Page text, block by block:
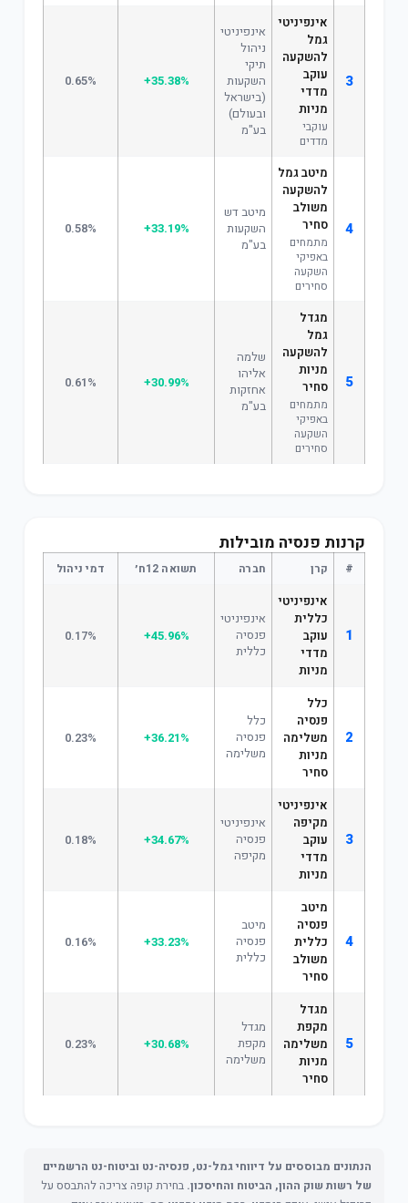
3
אינפיניטי
גמל
להשקעה
עוקב
מדדי
מניות
עוקבי
מדדים
אינפיניטי
ניהול
תיקי
השקעות
(בישראל
ובעולם)
בע"מ
+35.38%
0.65%
4
מיטב גמל
להשקעה
משולב
סחיר
מתמחים
באפיקי
השקעה
סחירים
מיטב דש
השקעות
בע"מ
+33.19%
0.58%
5
מגדל
גמל
להשקעה
מניות
סחיר
מתמחים
באפיקי
השקעה
סחירים
שלמה
אליהו
אחזקות
בע"מ
+30.99%
0.61%
קרנות פנסיה מובילות
# קרן חברה תשואה 12ח׳ דמי ניהול
1
אינפיניטי
כללית
עוקב
מדדי
מניות
אינפיניטי
פנסיה
כללית
+45.96%
0.17%
2
כלל
פנסיה
משלימה
מניות
סחיר
כלל
פנסיה
משלימה
+36.21%
0.23%
3
אינפיניטי
מקיפה
עוקב
מדדי
מניות
אינפיניטי
פנסיה
מקיפה
+34.67%
0.18%
4
מיטב
פנסיה
כללית
משולב
סחיר
מיטב
פנסיה
כללית
+33.23%
0.16%
5
מגדל
מקפת
משלימה
מניות
סחיר
מגדל
מקפת
משלימה
+30.68%
0.23%
הנתונים מבוססים על דיווחי גמל-נט, פנסיה-נט וביטוח-נט הרשמיים
של רשות שוק ההון, הביטוח והחיסכון. בחירת קופה צריכה להתבסס על